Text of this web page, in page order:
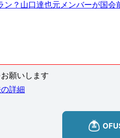
ン？山口達也元メンバーが国会
願いします
詳細